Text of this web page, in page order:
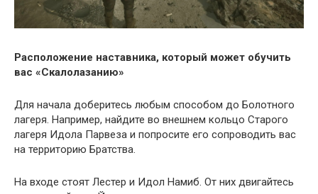
Расположение наставника, который может обучить
вас «Скалолазанию»
Для начала доберитесь любым способом до Болотного
лагеря. Например, найдите во внешнем кольцо Старого
лагеря Идола Парвеза и попросите его сопроводить вас
на территорию Братства.
На входе стоят Лестер и Идол Намиб. От них двигайтесь